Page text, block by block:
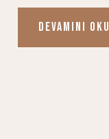
DEVAMINI OKU